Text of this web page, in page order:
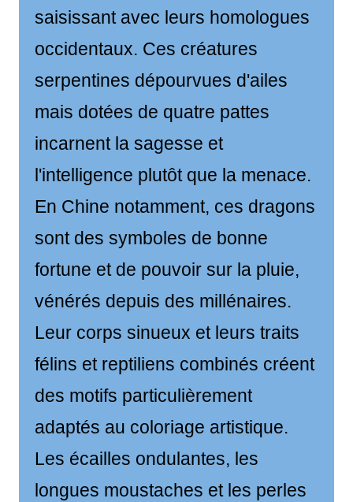
saisissant avec leurs homologues
occidentaux. Ces créatures
serpentines dépourvues d'ailes
mais dotées de quatre pattes
incarnent la sagesse et
l'intelligence plutôt que la menace.
En Chine notamment, ces dragons
sont des symboles de bonne
fortune et de pouvoir sur la pluie,
vénérés depuis des millénaires.
Leur corps sinueux et leurs traits
félins et reptiliens combinés créent
des motifs particulièrement
adaptés au coloriage artistique.
Les écailles ondulantes, les
longues moustaches et les perles